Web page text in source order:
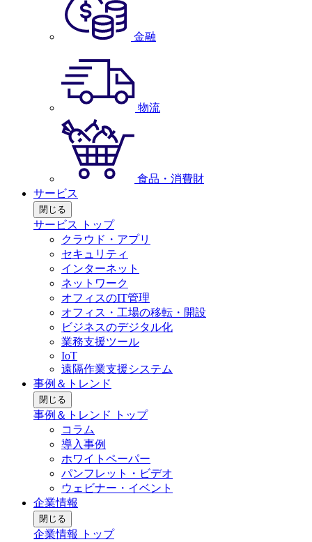
金融
物流
食品・消費財
サービス
閉じる
サービス トップ
クラウド・アプリ
セキュリティ
インターネット
ネットワーク
オフィスのIT管理
オフィス・工場の移転・開設
ビジネスのデジタル化
業務支援ツール
IoT
遠隔作業支援システム
事例＆トレンド
閉じる
事例＆トレンド トップ
コラム
導入事例
ホワイトペーパー
パンフレット・ビデオ
ウェビナー・イベント
企業情報
閉じる
企業情報 トップ